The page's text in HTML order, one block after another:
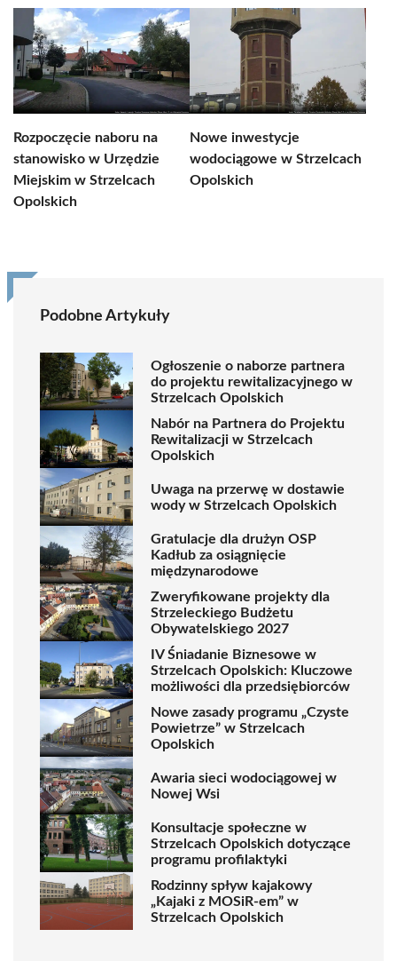
Rozpoczęcie naboru na
stanowisko w Urzędzie
Miejskim w Strzelcach
Opolskich
Nowe inwestycje
wodociągowe w Strzelcach
Opolskich
Podobne Artykuły
Ogłoszenie o naborze partnera
do projektu rewitalizacyjnego w
Strzelcach Opolskich
Nabór na Partnera do Projektu
Rewitalizacji w Strzelcach
Opolskich
Uwaga na przerwę w dostawie
wody w Strzelcach Opolskich
Gratulacje dla drużyn OSP
Kadłub za osiągnięcie
międzynarodowe
Zweryfikowane projekty dla
Strzeleckiego Budżetu
Obywatelskiego 2027
IV Śniadanie Biznesowe w
Strzelcach Opolskich: Kluczowe
możliwości dla przedsiębiorców
Nowe zasady programu „Czyste
Powietrze” w Strzelcach
Opolskich
Awaria sieci wodociągowej w
Nowej Wsi
Konsultacje społeczne w
Strzelcach Opolskich dotyczące
programu profilaktyki
Rodzinny spływ kajakowy
„Kajaki z MOSiR-em” w
Strzelcach Opolskich